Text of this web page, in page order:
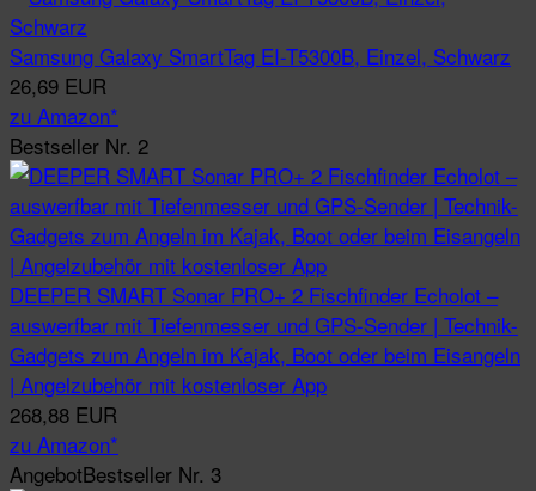
Samsung Galaxy SmartTag EI-T5300B, Einzel, Schwarz
26,69 EUR
zu Amazon*
Bestseller Nr. 2
DEEPER SMART Sonar PRO+ 2 Fischfinder Echolot –
auswerfbar mit Tiefenmesser und GPS-Sender | Technik-
Gadgets zum Angeln im Kajak, Boot oder beim Eisangeln
| Angelzubehör mit kostenloser App
268,88 EUR
zu Amazon*
AngebotBestseller Nr. 3